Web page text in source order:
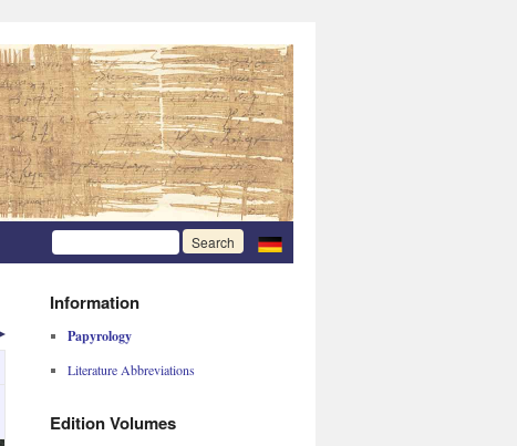
Information
Papyrology
Literature Abbreviations
Edition Volumes